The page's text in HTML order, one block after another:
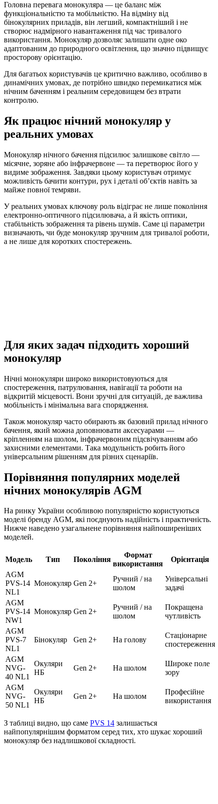
Головна перевага монокуляра — це баланс між
функціональністю та мобільністю. На відміну від
бінокулярних приладів, він легший, компактніший і не
створює надмірного навантаження під час тривалого
використання. Монокуляр дозволяє залишати одне око
адаптованим до природного освітлення, що значно підвищує
просторову орієнтацію.
Для багатьох користувачів це критично важливо, особливо в
динамічних умовах, де потрібно швидко перемикатися між
нічним баченням і реальним середовищем без втрати
контролю.
Як працює нічний монокуляр у
реальних умовах
Монокуляр нічного бачення підсилює залишкове світло —
місячне, зоряне або інфрачервоне — та перетворює його у
видиме зображення. Завдяки цьому користувач отримує
можливість бачити контури, рух і деталі об’єктів навіть за
майже повної темряви.
У реальних умовах ключову роль відіграє не лише покоління
електронно-оптичного підсилювача, а й якість оптики,
стабільність зображення та рівень шумів. Саме ці параметри
визначають, чи буде монокуляр зручним для тривалої роботи,
а не лише для коротких спостережень.
Для яких задач підходить хороший
монокуляр
Нічні монокуляри широко використовуються для
спостереження, патрулювання, навігації та роботи на
відкритій місцевості. Вони зручні для ситуацій, де важлива
мобільність і мінімальна вага спорядження.
Також монокуляр часто обирають як базовий прилад нічного
бачення, який можна доповнювати аксесуарами —
кріпленням на шолом, інфрачервоним підсвічуванням або
захисними елементами. Така модульність робить його
універсальним рішенням для різних сценаріїв.
Порівняння популярних моделей
нічних монокулярів AGM
На ринку України особливою популярністю користуються
моделі бренду AGM, які поєднують надійність і практичність.
Нижче наведено узагальнене порівняння найпоширеніших
моделей.
Модель Тип Покоління
Формат
використання
Орієнтація
AGM
PVS-14
NL1
Монокуляр Gen 2+
Ручний / на
шолом
Універсальні
задачі
AGM
PVS-14
NW1
Монокуляр Gen 2+
Ручний / на
шолом
Покращена
чутливість
AGM
PVS-7
NL1
Бінокуляр Gen 2+ На голову
Стаціонарне
спостереження
AGM
NVG-
40 NL1
Окуляри
НБ
Gen 2+ На шолом
Широке поле
зору
AGM
NVG-
50 NL1
Окуляри
НБ
Gen 2+ На шолом
Професійне
використання
З таблиці видно, що саме PVS 14 залишається
найпопулярнішим форматом серед тих, хто шукає хороший
монокуляр без надлишкової складності.